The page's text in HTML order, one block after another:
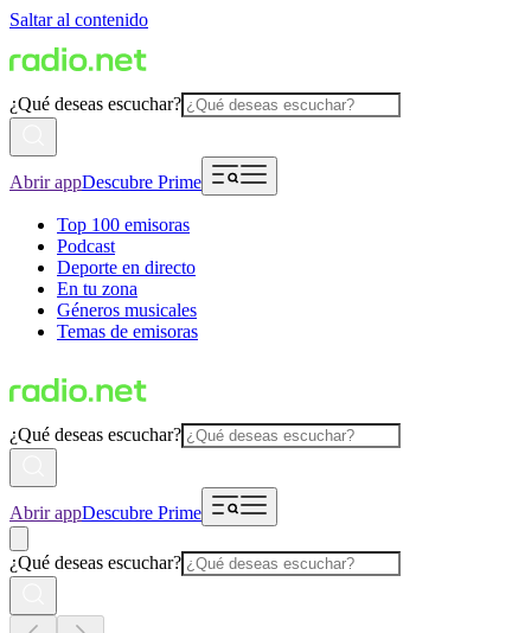
Saltar al contenido
¿Qué deseas escuchar?
Abrir appDescubre Prime
Top 100 emisoras
Podcast
Deporte en directo
En tu zona
Géneros musicales
Temas de emisoras
¿Qué deseas escuchar?
Abrir appDescubre Prime
¿Qué deseas escuchar?